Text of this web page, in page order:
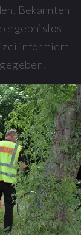
Bekannten
ergebnislos
informiert